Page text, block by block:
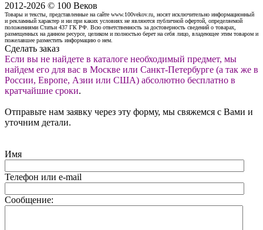
2012-2026 © 100 Веков
Товары и тексты, представленные на сайте www.100vekov.ru, носят исключительно информационный
и рекламный характер и ни при каких условиях не являются публичной офертой, определяемой
положениями Статьи 437 ГК РФ. Всю ответственность за достоверность сведений о товарах,
размещенных на данном ресурсе, целиком и полностью берет на себя лицо, владеющее этим товаром и
пожелавшее разместить информацию о нем.
Сделать заказ
Если вы не найдете в каталоге необходимый предмет, мы
найдем его для вас в Москве или Санкт-Петербурге (а так же в
России, Европе, Азии или США) абсолютно бесплатно в
кратчайшие сроки.
Отправьте нам заявку через эту форму, мы свяжемся с Вами и
уточним детали.
Имя
Телефон или e-mail
Сообщение: